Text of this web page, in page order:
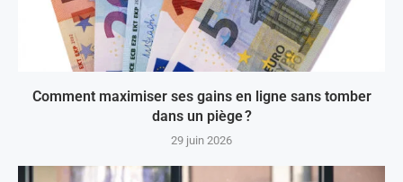
Comment maximiser ses gains en ligne sans tomber
dans un piège ?
29 juin 2026